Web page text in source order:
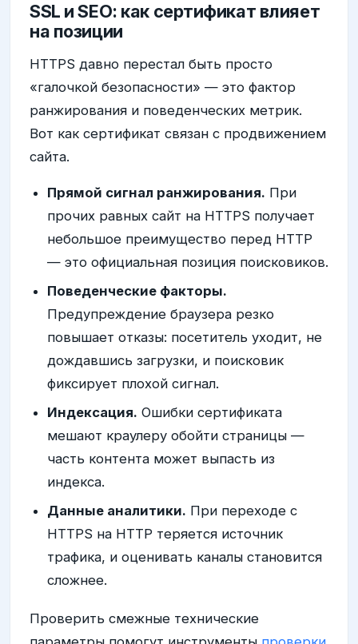
SSL и SEO: как сертификат влияет
на позиции
HTTPS давно перестал быть просто
«галочкой безопасности» — это фактор
ранжирования и поведенческих метрик.
Вот как сертификат связан с продвижением
сайта.
Прямой сигнал ранжирования. При
прочих равных сайт на HTTPS получает
небольшое преимущество перед HTTP
— это официальная позиция поисковиков.
Поведенческие факторы.
Предупреждение браузера резко
повышает отказы: посетитель уходит, не
дождавшись загрузки, и поисковик
фиксирует плохой сигнал.
Индексация. Ошибки сертификата
мешают краулеру обойти страницы —
часть контента может выпасть из
индекса.
Данные аналитики. При переходе с
HTTPS на HTTP теряется источник
трафика, и оценивать каналы становится
сложнее.
Проверить смежные технические